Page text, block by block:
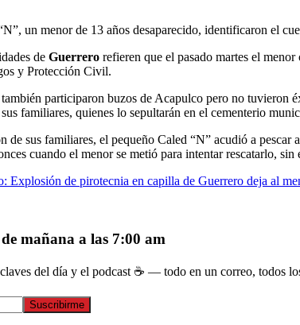
un menor de 13 años desaparecido, identificaron el
de Guerrero refieren que el pasado martes el
y Protección Civil.
participaron buzos de Acapulco pero no tuvieron
familiares, quienes lo sepultarán en el cementerio
de sus familiares, el pequeño Caled “N” acudió a
cuando el menor se metió para intentar rescatarlo,
Explosión de pirotecnia en capilla de Guerrero deja al
mañana a las 7:00 am
del día y el podcast ☕ — todo en un correo, todos
Suscribirme